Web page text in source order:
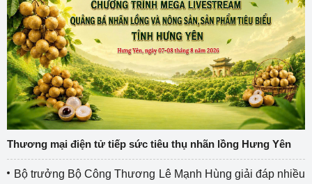
Thương mại điện tử tiếp sức tiêu thụ nhãn lồng Hưng Yên
Bộ trưởng Bộ Công Thương Lê Mạnh Hùng giải đáp nhiều